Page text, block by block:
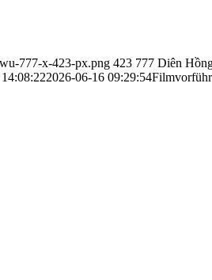
777-x-423-px.png 423 777 Diên
2026-06-16 09:29:54